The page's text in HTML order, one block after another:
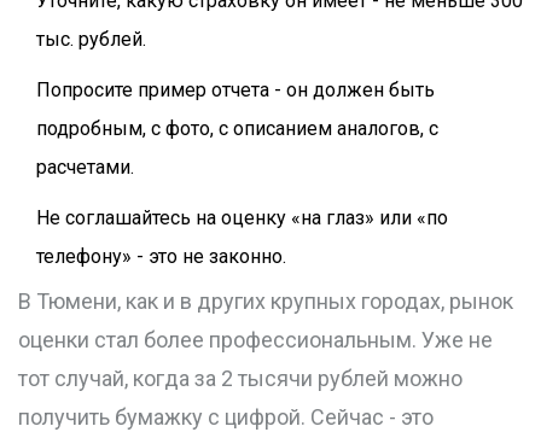
тыс. рублей.
Попросите пример отчета - он должен быть
подробным, с фото, с описанием аналогов, с
расчетами.
Не соглашайтесь на оценку «на глаз» или «по
телефону» - это не законно.
В Тюмени, как и в других крупных городах, рынок
оценки стал более профессиональным. Уже не
тот случай, когда за 2 тысячи рублей можно
получить бумажку с цифрой. Сейчас - это